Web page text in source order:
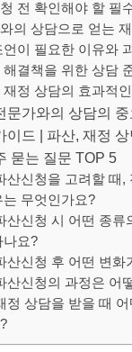
전 확인해야 할 필
의 상담으로 얻는
언이 필요한 이유와
해결책을 위한 상담
재정 상담의 효과적
문가와의 상담의
이드 | 파산, 재정 상
묻는 질문 TOP 5
산신청을 고려할 때,
는 무엇인가요?
산신청 시 어떤 종류
나요?
산신청 후 어떤 변화
산신청의 과정은 어
정 상담을 받을 때